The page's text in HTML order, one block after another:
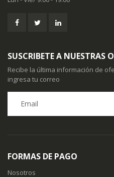
SUSCRIBETE A NUESTRAS
Recibe la última información de
ingresa tu correo
FORMAS DE PAGO
Nosotros